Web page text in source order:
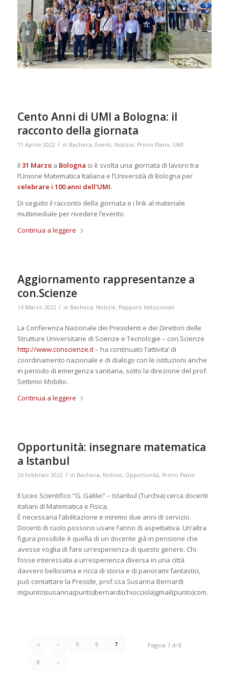
Cento Anni di UMI a Bologna: il
racconto della giornata
11 Aprile 2022 / in Bacheca, Eventi, Notizie, Primo Piano, UMI
Il 31 Marzoa Bologna si è svolta una giornata di lavoro tra
l’Unione Matematica Italiana e l’Università di Bologna per
celebrare i 100 anni dell’UMI.
Di seguito il racconto della giornata e i link al materiale
multimediale per rivedere l’evento.
Continua a leggere
Aggiornamento rappresentanze a
con.Scienze
14 Marzo 2022 / in Bacheca, Notizie, Rapporti Istituzionali
La Conferenza Nazionale dei Presidenti e dei Direttori delle
Strutture Universitarie di Scienze e Tecnologie – con.Scienze
http://www.conscienze.it– ha continuato l’attivita’ di
coordinamento nazionale e di dialogo con le istituzioni anche
in periodo di emergenza sanitaria, sotto la direzione del prof.
Settimio Mobilio.
Continua a leggere
Opportunità: insegnare matematica
a Istanbul
26 Febbraio 2022 / in Bacheca, Notizie, Opportunità, Primo Piano
Il Liceo Scientifico “G. Galilei” – Istanbul (Turchia) cerca docenti
italiani di Matematica e Fisica.
È necessaria l’abilitazione e minimo due anni di servizio.
Docenti di ruolo possono usare l’anno di aspettativa. Un’altra
figura possibile è quella di un docente già in pensione che
avesse voglia di fare un’esperienza di questo genere. Chi
fosse interessatə a un’esperienza diversa in una città
davvero bellissima e ricca di storia e di panorami fantastici,
può contattare la Preside, prof.ssa Susanna Bernardi
m(punto)susanna(punto)bernardi(chiocciola)gmail(punto)com.
Pagina 7 di 8
« ‹ 5 6 7
8 ›